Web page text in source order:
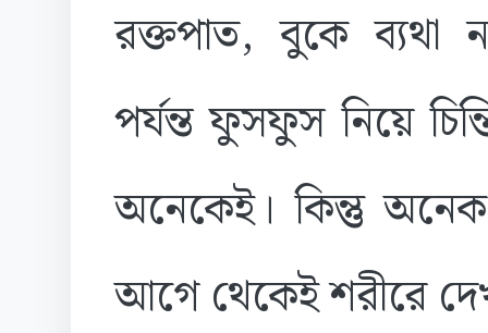
রক্তপাত, বুকে ব্যথা
পর্যন্ত ফুসফুস নিয়ে
অনেকেই। কিন্তু
আগে থেকেই শরীরে